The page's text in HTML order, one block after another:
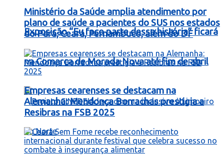
Exposição “Eu faço parte dessa história” ficará
na Comarca de Morada Nova até fim de abril
Ministério da Saúde amplia atendimento por
plano de saúde a pacientes do SUS nos estados
do Pará, Ceará, Pernambuco, além do DF
Empresas cearenses se destacam na
Alemanha: Mendonça Borrachas prestigia a
Resibras na FSB 2025